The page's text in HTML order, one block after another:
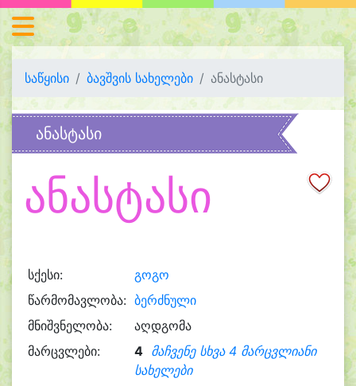
საწყისი ბავშვის სახელები ანასტასი
ანასტასი
ანასტასი
სქესი:
გოგო
წარმომავლობა: ბერძნული
მნიშვნელობა:
აღდგომა
მარცვლები:
4 მაჩვენე სხვა 4 მარცვლიანი
სახელები